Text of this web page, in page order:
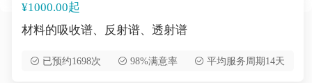
¥1000.00起
材料的吸收谱、反射谱、透射谱
已预约1698次 98%满意率 平均服务周期14天